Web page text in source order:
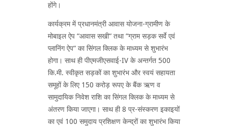
होंगे।
कार्यक्रम में प्रधानमंत्री आवास योजना-ग्रामीण के
मोबाइल ऐप “आवास सखी“ तथा “ग्राम सड़क सर्वे एवं
प्लानिंग ऐप“ का सिंगल क्लिक के माध्यम से शुभारंभ
होगा। साथ ही पीएमजीएसवाई-IV के अन्तर्गत 500
कि.मी. स्वीकृत सड़कों का शुभारंभ और स्वयं सहायता
समूहों के लिए 150 करोड़ रूपए के बैंक ऋण व
सामुदायिक निवेश राशि का सिंगल क्लिक के माध्यम से
अंतरण किया जाएगा। साथ ही 8 प्र-संस्करण इकाइयों
का एवं 100 समुदाय प्रशिक्षण केन्द्रों का शुभारंभ किया